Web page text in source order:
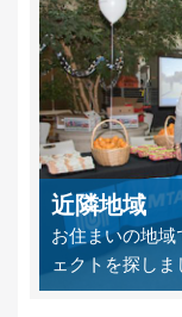
近隣地域
お住まいの地域
ェクトを探しま